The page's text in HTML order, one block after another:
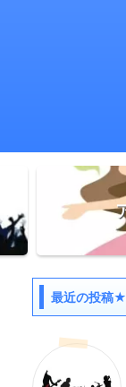
最近の投稿★